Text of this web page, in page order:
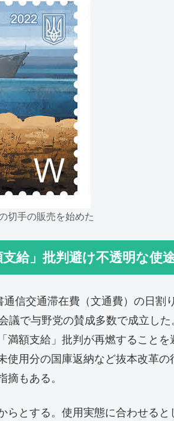
切手の販売を始めた
給」批判避け不透明な使
信交通滞在費（文通費）の日割
議で与野党の賛成多数で成立し
満額支給」批判が再燃すること
使用分の国庫返納など抜本改革の
摘もある。
らとする。使用実態に合わせる